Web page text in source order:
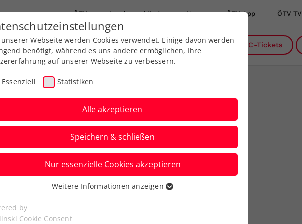
ÖTV Landesverbände News ÖTV App ÖTV TV
Ausbildung Services Über uns FAQ DC-Tickets
Turnierfavorit
hochklassiges
Webseite werden Cookies verwendet. Einige davon werden
benötigt, während es uns andere ermöglichen, Ihre
auf unserer Webseite zu verbessern.
Essenziell Statistiken
Alle akzeptieren
Speichern & schließen
Nur essenzielle Cookies akzeptieren
Cookies werden für grundlegende Funktionen der
benötigt. Dadurch ist gewährleistet, dass die Webseite
Weitere Informationen anzeigen
by
Cookie Consent